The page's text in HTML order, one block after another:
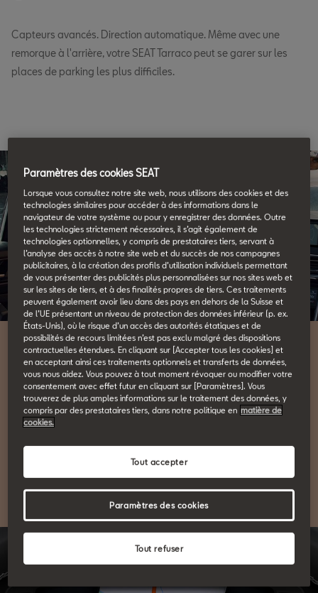
Capteurs avancés. Direction automatique. Même avec une
remorque à l'arrière, votre SEAT Tarraco peut se garer sur les
places de parking les plus difficiles.
Park Assist & Top View Camera
Un gros SUV. Petit effort.
Paramètres des cookies SEAT
Lorsque vous consultez notre site web, nous utilisons des cookies et des
technologies similaires pour accéder à des informations dans le
navigateur de votre système ou pour y enregistrer des données. Outre
les technologies strictement nécessaires, il s’agit également de
technologies optionnelles, y compris de prestataires tiers, servant à
l’analyse des accès à notre site web et du succès de nos campagnes
publicitaires, à la création des profils d’utilisation individuels permettant
de vous présenter des publicités plus personnalisées sur nos sites web et
sur les sites de tiers, et à des finalités propres de tiers. Ces traitements
peuvent également avoir lieu dans des pays en dehors de la Suisse et
de l’UE présentant un niveau de protection des données inférieur (p. ex.
États-Unis), où le risque d’un accès des autorités étatiques et de
possibilités de recours limitées n’est pas exclu malgré des dispositions
contractuelles étendues. En cliquant sur [Accepter tous les cookies] et
en acceptant ainsi ces traitements optionnels et transferts de données,
vous nous aidez. Vous pouvez à tout moment révoquer ou modifier votre
consentement avec effet futur en cliquant sur [Paramètres]. Vous
trouverez de plus amples informations sur le traitement des données, y
compris par des prestataires tiers, dans notre politique en matière de
cookies.
Tout refuser
Tout accepter
Paramètres des cookies